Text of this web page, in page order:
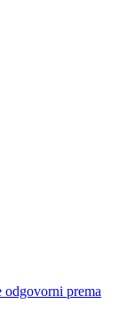
odgovorni prema